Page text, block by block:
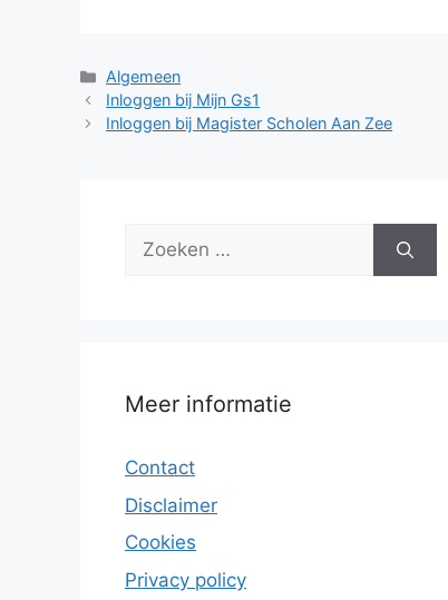
Categorieën
Algemeen
Inloggen bij Mijn Gs1
Inloggen bij Magister Scholen Aan Zee
Zoek
Meer informatie
Contact
Disclaimer
Cookies
Privacy policy